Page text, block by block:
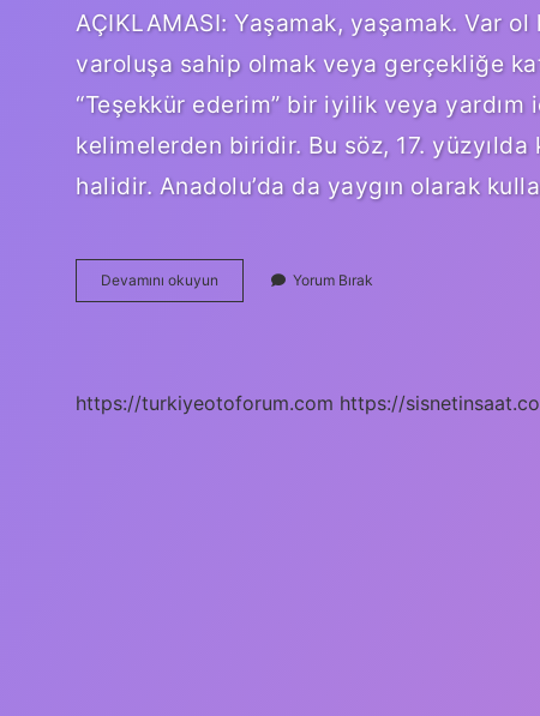
AÇIKLAMASI: Yaşamak, yaşamak. Var
varoluşa sahip olmak veya gerçekliğe
“Teşekkür ederim” bir iyilik veya
kelimelerden biridir. Bu söz, 17. yüzyılda
halidir. Anadolu’da da yaygın olarak
Devamını okuyun Sağolun
Var
Yorum Bırak
https://turkiyeotoforum.com https://